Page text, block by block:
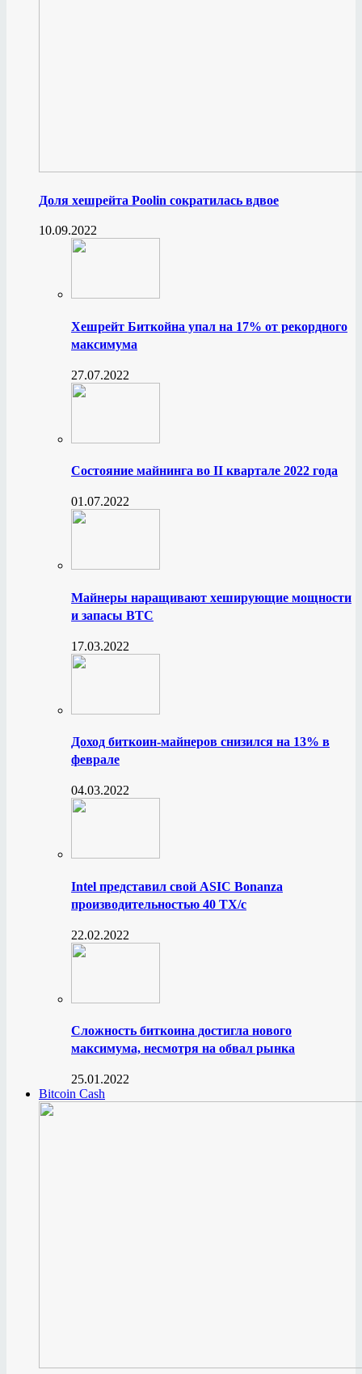
Доля хешрейта Poolin сократилась вдвое
10.09.2022
Хешрейт Биткойна упал на 17% от рекордного
максимума
27.07.2022
Состояние майнинга во II квартале 2022 года
01.07.2022
Майнеры наращивают хеширующие мощности
и запасы BTC
17.03.2022
Доход биткоин-майнеров снизился на 13% в
феврале
04.03.2022
Intel представил свой ASIC Bonanza
производительностью 40 ТХ/с
22.02.2022
Сложность биткоина достигла нового
максимума, несмотря на обвал рынка
25.01.2022
Bitcoin Cash